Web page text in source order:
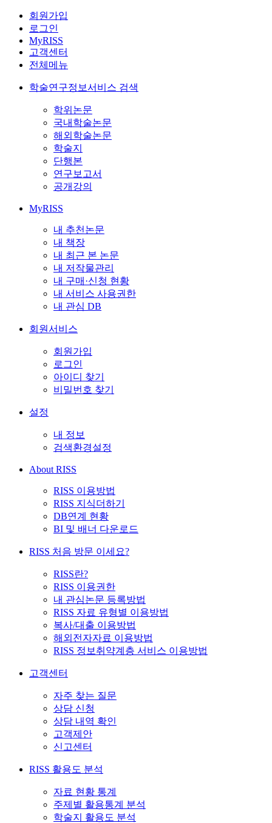
회원가입
로그인
MyRISS
고객센터
전체메뉴
학술연구정보서비스 검색
학위논문
국내학술논문
해외학술논문
학술지
단행본
연구보고서
공개강의
MyRISS
내 추천논문
내 책장
내 최근 본 논문
내 저작물관리
내 구매·신청 현황
내 서비스 사용권한
내 관심 DB
회원서비스
회원가입
로그인
아이디 찾기
비밀번호 찾기
설정
내 정보
검색환경설정
About RISS
RISS 이용방법
RISS 지식더하기
DB연계 현황
BI 및 배너 다운로드
RISS 처음 방문 이세요?
RISS란?
RISS 이용권한
내 관심논문 등록방법
RISS 자료 유형별 이용방법
복사/대출 이용방법
해외전자자료 이용방법
RISS 정보취약계층 서비스 이용방법
고객센터
자주 찾는 질문
상담 신청
상담 내역 확인
고객제안
신고센터
RISS 활용도 분석
자료 현황 통계
주제별 활용통계 분석
학술지 활용도 분석